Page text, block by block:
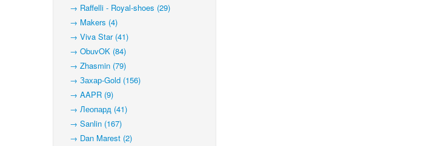
→ Raffelli - Royal-shoes (29)
→ Makers (4)
→ Viva Star (41)
→ ObuvOK (84)
→ Zhasmin (79)
→ Захар-Gold (156)
→ AAPR (9)
→ Леопард (41)
→ Sanlin (167)
→ Dan Marest (2)